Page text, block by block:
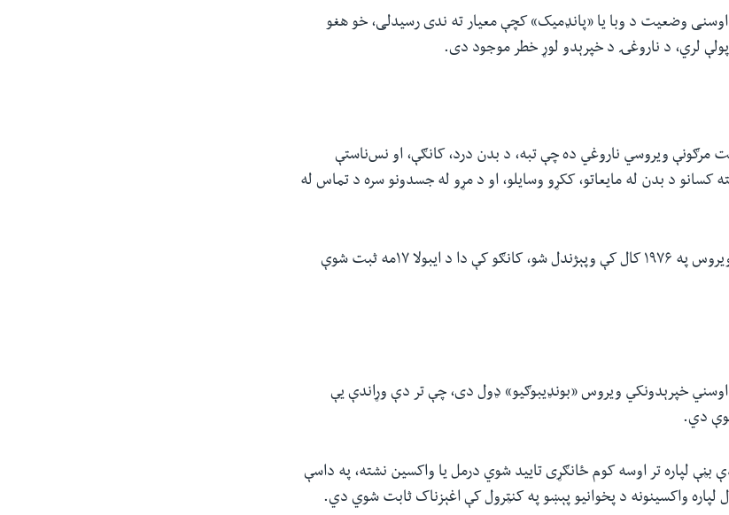
وضعیت د وبا یا «پانډمیک» کچې معیار ته ندی رسیدلی، خو هغو
پولې لري، د ناروغۍ د خپرېدو لوړ خطر موجود دی.
مرګونې ویروسي ناروغي ده چې تبه، د بدن درد، کانګې، او نس‌ناستې
کسانو د بدن له مایعاتو، ککړو وسایلو، او د مړو له جسدونو سره د تماس له
له هغه وخت راهیسې چې دا ویروس په ۱۹۷۶ کال کې وپېژندل شو، کانګو کې دا د ایبولا ۱۷مه ثبت شوې
اوسني خپرېدونکي ویروس «بونډیبوګیو» ډول دی، چې تر دې وړاندې یې
دي.
بڼې لپاره تر اوسه کوم ځانګړی تایید شوي درمل یا واکسین نشته، په داسې
لپاره واکسینونه د پخوانیو پېښو په کنټرول کې اغېزناک ثابت شوي دي.